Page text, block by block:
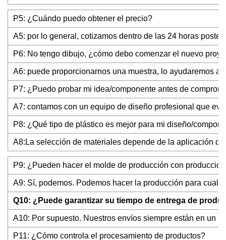
P5: ¿Cuándo puedo obtener el precio?
A5: por lo general, cotizamos dentro de las 24 horas
P6: No tengo dibujo, ¿cómo debo comenzar el nuevo
A6: puede proporcionarnos una muestra, lo ayudaremos a
P7: ¿Puedo probar mi idea/componente antes de
A7: contamos con un equipo de diseño profesional que
P8: ¿Qué tipo de plástico es mejor para mi diseño/
A8:La selección de materiales depende de la aplicación
P9: ¿Pueden hacer el molde de producción con
A9: Sí, podemos. Podemos hacer la producción para
Q10: ¿Puede garantizar su tiempo de entrega de
A10: Por supuesto. Nuestros envíos siempre están en un
P11: ¿Cómo controla el procesamiento de productos?